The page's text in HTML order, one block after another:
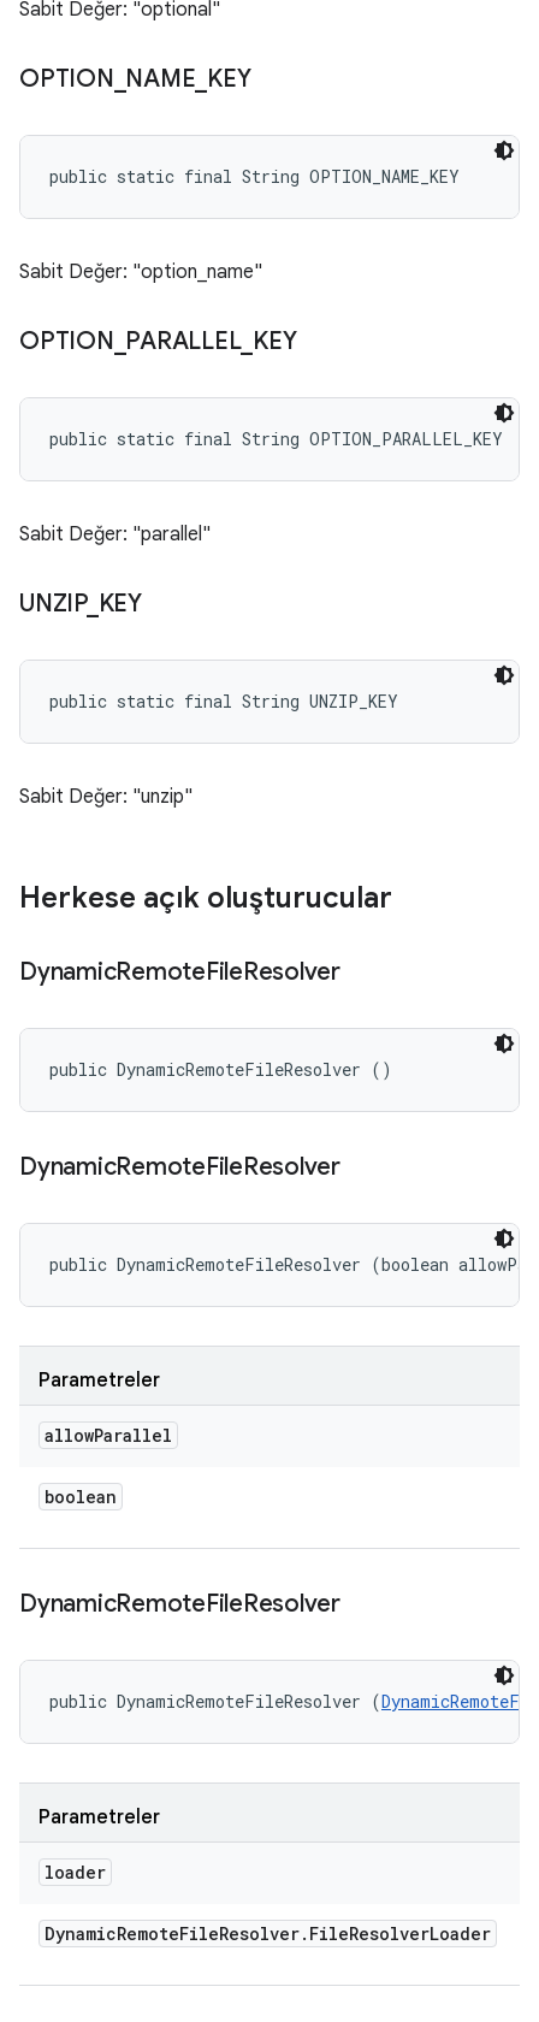
Sabit Değer: "optional"
OPTION NAME KEY
public static final String OPTION_NAME_KEY
Sabit Değer: "option_name"
OPTION PARALLEL_ KEY
public static final String OPTION_PARALLEL_KEY
Sabit Değer: "parallel"
UNZIP_ KEY
public static final String UNZIP_KEY
Sabit Değer: "unzip"
Herkese açık oluşturucular
DynamicRemoteFileResolver
public DynamicRemoteFileResolver ()
DynamicRemoteFileResolver
public DynamicRemoteFileResolver (boolean
Parametreler
allowParallel
boolean
DynamicRemoteFileResolver
public DynamicRemoteFileResolver (
Parametreler
loader
DynamicRemoteFileResolver. FileResolverLoader